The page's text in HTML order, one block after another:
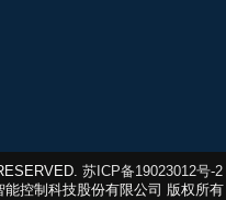
苏ICP备19023012号-2
能控制科技股份有限公司 版权所有